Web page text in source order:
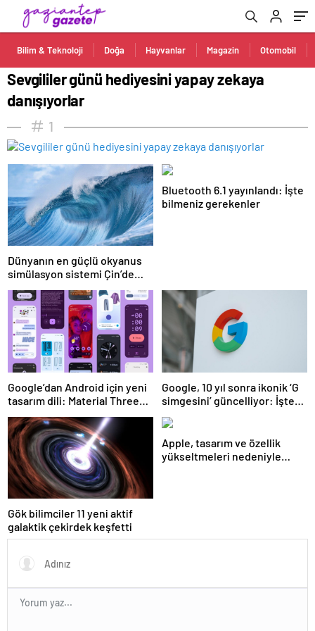
Bilim & Teknoloji Doğa Hayvanlar Magazin Otomobil
Sevgililer günü hediyesini yapay zekaya
danışıyorlar
1
Dünyanın en güçlü okyanus
simülasyon sistemi Çin’de
faaliyete geçiyor
Bluetooth 6.1 yayınlandı: İşte
bilmeniz gerekenler
Google’dan Android için yeni
tasarım dili: Material Three
Expressive
Google, 10 yıl sonra ikonik ‘G
simgesini’ güncelliyor: İşte
yeni tasarım
Gök bilimciler 11 yeni aktif
galaktik çekirdek keşfetti
Apple, tasarım ve özellik
yükseltmeleri nedeniyle